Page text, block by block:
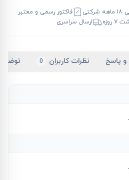
فاکتور رسمی و معتبر
روزه
ارسال سراسری
پاسخ نظرات کاربران 0